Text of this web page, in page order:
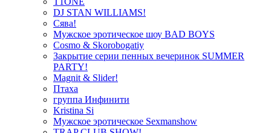
DJ STAN WILLIAMS!
Сява!
Мужское эротическое шоу BAD BOYS
Cosmo & Skorobogatiy
Закрытие серии пенных вечеринок SUMMER
PARTY!
Magnit & Slider!
Птаха
группа Инфинити
Kristina Si
Мужское эротическое Sexmanshow